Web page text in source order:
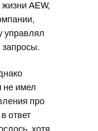
AEW,
управлял
запросы.
не имел
про
ответ
хотя